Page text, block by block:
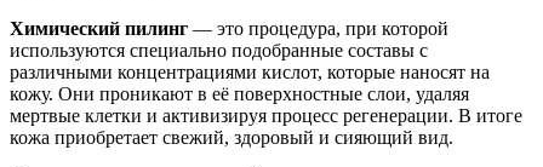
Химический пилинг — это процедура, при которой
используются специально подобранные составы с
различными концентрациями кислот, которые наносят на
кожу. Они проникают в её поверхностные слои, удаляя
мертвые клетки и активизируя процесс регенерации. В итоге
кожа приобретает свежий, здоровый и сияющий вид.